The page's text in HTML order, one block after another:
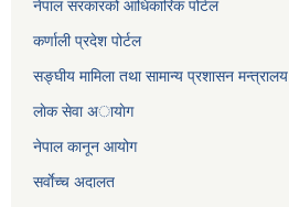
नेपाल सरकारको आधिकारिक पोर्टल
कर्णाली प्रदेश पोर्टल
सङ्घीय मामिला तथा सामान्य प्रशासन मन्त्रालय
लाेक सेवा अायाेग
नेपाल कानून आयोग
सर्वाेच्च अदालत